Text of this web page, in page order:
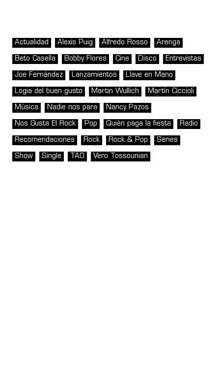
Actualidad Alexis Puig Alfredo Rosso Arenga
Beto Casella Bobby Flores Cine Disco Entrevistas
Joe Fernández Lanzamientos Llave en Mano
Logia del buen gusto Martin Wullich Martín Ciccioli
Música Nadie nos para Nancy Pazos
Nos Gusta El Rock Pop Quién paga la fiesta Radio
Recomendaciones Rock Rock & Pop Series
Show Single TAO Vero Tossounian